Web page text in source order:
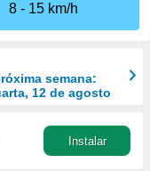
8
15 km/h
semana:
12 de agosto
Instalar